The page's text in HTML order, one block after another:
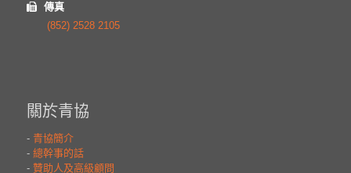
傳真
(852) 2528 2105